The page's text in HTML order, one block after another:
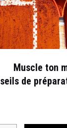
le monde
Muscle ton
de